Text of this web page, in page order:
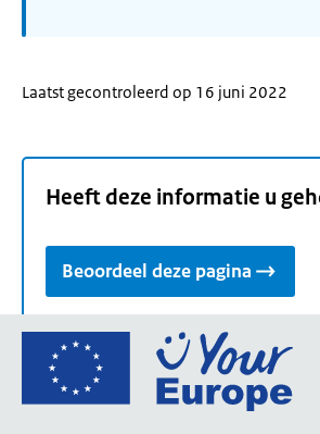
Laatst gecontroleerd op 16 juni 2022
Heeft deze informatie u
Beoordeel deze pagina
Ga
de